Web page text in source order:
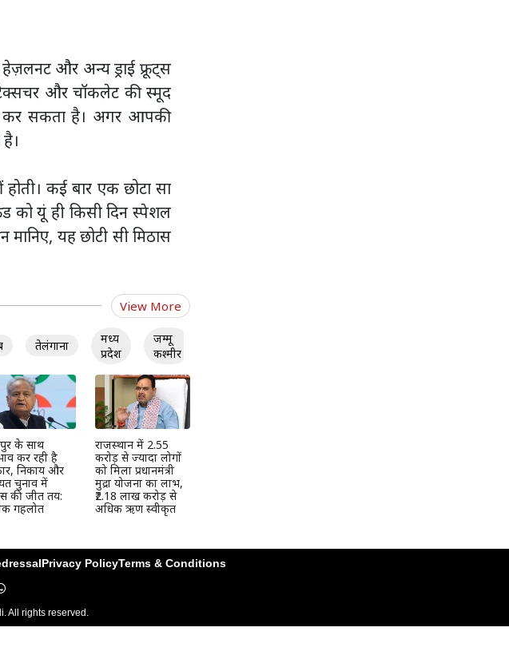
और अन्य ड्राई फ्रूट्स
और चॉकलेट की स्मूद
कर सकता है। अगर आपकी
कई बार एक छोटा सा
को यूं ही किसी दिन स्पेशल
यह छोटी सी मिठास
View More
तेलंगाना
मध्य
प्रदेश
जम्मू
कश्मीर
के साथ
कर रही है
निकाय और
चुनाव में
की जीत तय:
गहलोत
राजस्थान में 2.55
करोड़ से ज्यादा लोगों
को मिला प्रधानमंत्री
मुद्रा योजना का लाभ,
₹2.18 लाख करोड़ से
अधिक ऋण स्वीकृत
Privacy PolicyTerms & Conditions
All rights reserved.